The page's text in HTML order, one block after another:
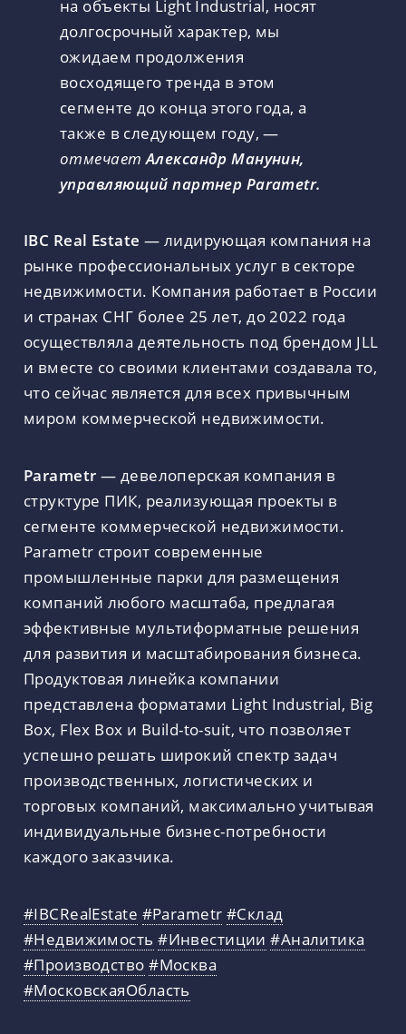
на объекты Light Industrial, носят
долгосрочный характер, мы
ожидаем продолжения
восходящего тренда в этом
сегменте до конца этого года, а
также в следующем году, —
отмечаетАлександр Манунин,
управляющий партнер Parametr.
IBC Real Estate — лидирующая компания на
рынке профессиональных услуг в секторе
недвижимости. Компания работает в России
и странах СНГ более 25 лет, до 2022 года
осуществляла деятельность под брендом JLL
и вместе со своими клиентами создавала то,
что сейчас является для всех привычным
миром коммерческой недвижимости.
Parametr — девелоперская компания в
структуре ПИК, реализующая проекты в
сегменте коммерческой недвижимости.
Parametr строит современные
промышленные парки для размещения
компаний любого масштаба, предлагая
эффективные мультиформатные решения
для развития и масштабирования бизнеса.
Продуктовая линейка компании
представлена форматами Light Industrial, Big
Box, Flex Box и Build-to-suit, что позволяет
успешно решать широкий спектр задач
производственных, логистических и
торговых компаний, максимально учитывая
индивидуальные бизнес-потребности
каждого заказчика.
#IBCRealEstate #Parametr #Склад
#Недвижимость #Инвестиции #Аналитика
#Производство #Москва
#МосковскаяОбласть